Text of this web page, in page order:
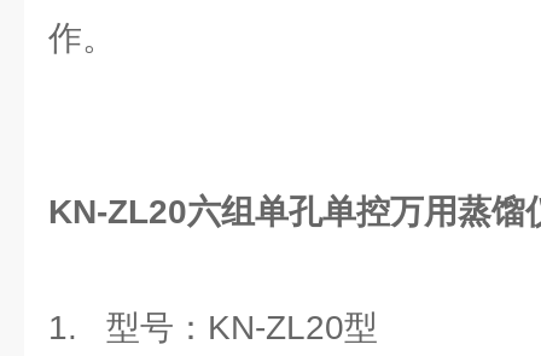
作。
KN-ZL20六组单孔单控万用蒸
1. 型号：KN-ZL20型